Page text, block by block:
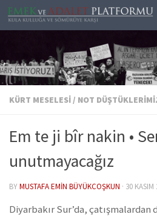
Skip to content
KÜRT MESELESI/ NOT
Em te ji bîr nakin •
unutmayacağız
BYMUSTAFA EMIN BÜYÜKCOŞKUN · 30 KASIM
Diyarbakır Sur’da,